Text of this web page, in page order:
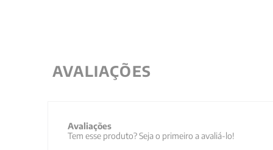
AVALIAÇÕES
Avaliações
Tem esse produto? Seja o primeiro a avaliá-lo!